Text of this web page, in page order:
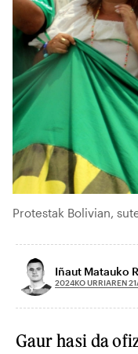
Protestak Bolivian,
Iñaut Matauko
2024KO URRIAREN
Gaur hasi da